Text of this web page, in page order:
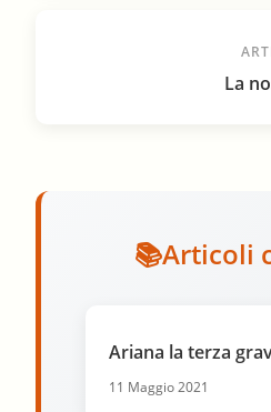
La
Articoli
Ariana la terza
11 Maggio 2021